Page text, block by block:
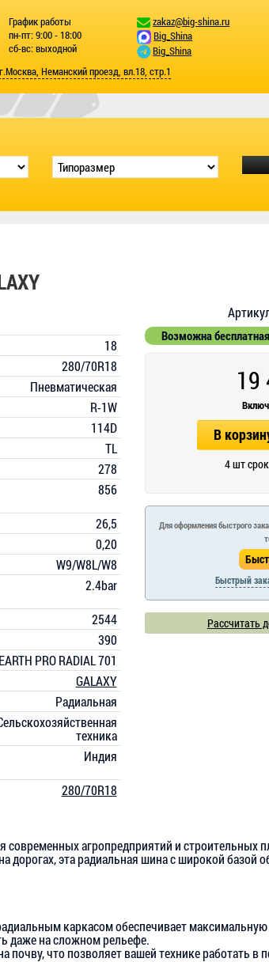
График работы
пн-пт: 9:00 - 18:00
сб-вс: выходной
zakaz@big-shina.ru
Big_Shina
Big_Shina
Неманский проезд, вл.18, стр.1
Возможна
19
В
4 шт
Для оформления быстрого
Быстрый
Рассчитать
18
280/70R18
Пневматическая
R-1W
114D
TL
278
856
26,5
0,20
W9/W8L/W8
2.4bar
2544
390
EARTH PRO RADIAL 701
GALAXY
Радиальная
техника
Индия
280/70R18
современных агропредприятий и строительных
дорогах, эта радиальная шина с широкой базой
каркасом обеспечивает максимальную
даже на сложном рельефе.
что позволяет вашей технике работать в